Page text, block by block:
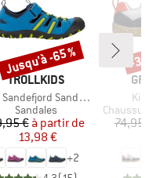
MARQUE
TROLLKIDS
Sandal XT
Product group
Sandales
Prix
€ Prix réduit
à partir de
13,98 €
+2
Remise
Jusqu'à -65 %
Product
74,95
-